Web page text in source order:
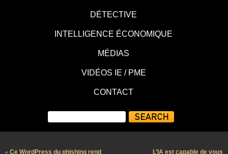
DÉTECTIVE
INTELLIGENCE ÉCONOMIQUE
MÉDIAS
VIDÉOS IE / PME
CONTACT
« Ce WordPress du phishing rend
L’IA est capable de vous